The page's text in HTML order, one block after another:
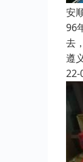
安
96
去
遵
22-